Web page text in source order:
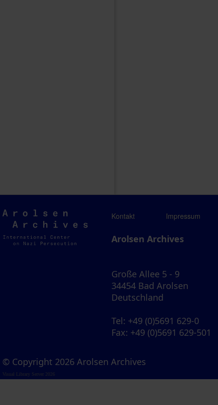
Arolsen
Archives
Kontakt Impressum
Arolsen Archives
Große Allee 5 - 9
34454 Bad Arolsen
Deutschland
Tel: +49 (0)5691 629-0
Fax: +49 (0)5691 629-501
© Copyright 2026 Arolsen Archives
Visual Library Server 2026